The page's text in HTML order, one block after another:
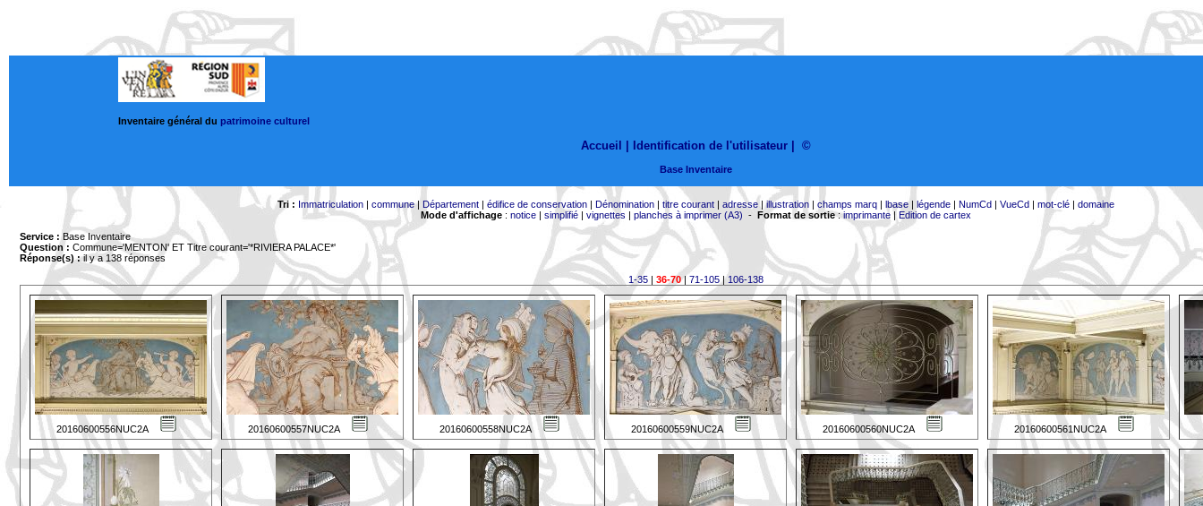
Inventaire général du patrimoine culturel
Accueil | Identification de l'utilisateur ©
Base Inventaire
Tri : Immatriculation| commune| Département| édifice de conservation| Dénomination| titre courant| adresse|illustration| champs marq| lbase| légende| NumCd| VueCd| mot-clé| domaine
Mode d'affichage: notice| simplifié| vignettes | planches à imprimer (A3) - Format de sortie:imprimante| Edition de cartex
Service : Base Inventaire
Question : Commune='MENTON' ET Titre courant='*RIVIERA PALACE*'
Réponse(s) :il y a 138 réponses
1-35| 36-70| 71-105|106-138
20160600556NUC2A 20160600557NUC2A 20160600558NUC2A 20160600559NUC2A 20160600560NUC2A 20160600561NUC2A